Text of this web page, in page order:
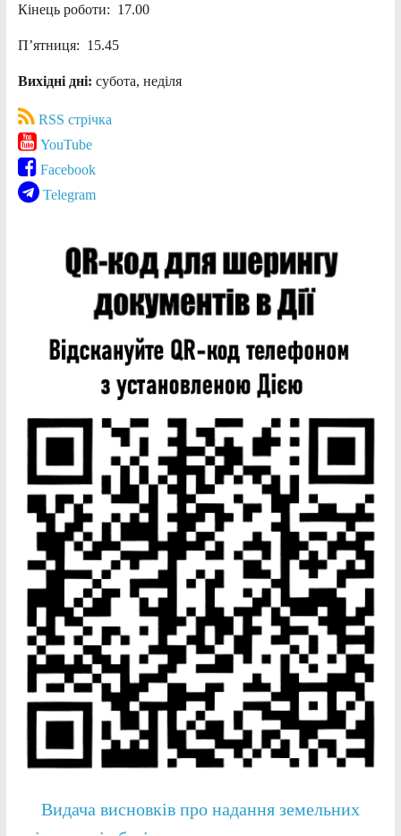
Кінець роботи: 17.00
П’ятниця: 15.45
Вихідні дні: субота, неділя
RSS стрічка
YouTube
Facebook
Telegram
Видача висновків про надання земельних